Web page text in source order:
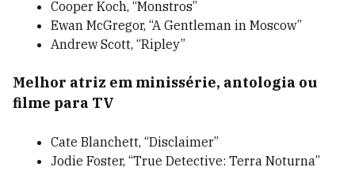
Cooper Koch, “Monstros”
Ewan McGregor, “A Gentleman in Moscow”
Andrew Scott, “Ripley”
Melhor atriz em minissérie, antologia ou
filme para TV
Cate Blanchett, “Disclaimer”
Jodie Foster, “True Detective: Terra Noturna”